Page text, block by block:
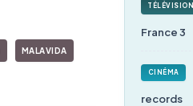
MALAVIDA
TÉLÉVISION
France 3
CINÉMA
records